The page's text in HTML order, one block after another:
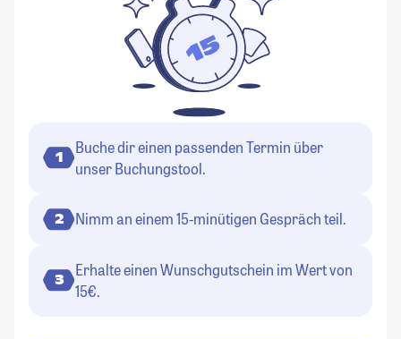
1
Buche dir einen passenden Termin über
unser Buchungstool.
2 Nimm an einem 15-minütigen Gespräch teil.
3
Erhalte einen Wunschgutschein im Wert von
15€.